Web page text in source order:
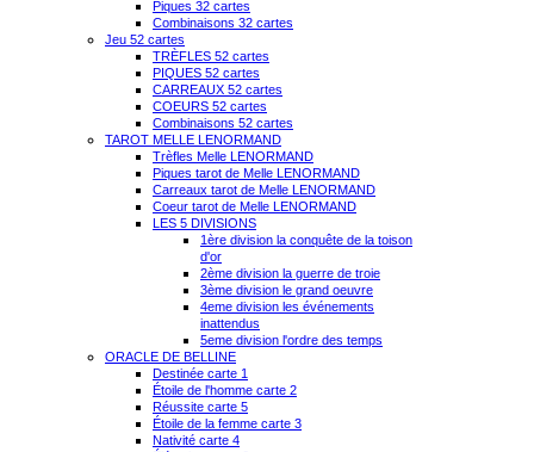
Piques 32 cartes
Combinaisons 32 cartes
Jeu 52 cartes
TRÈFLES 52 cartes
PIQUES 52 cartes
CARREAUX 52 cartes
COEURS 52 cartes
Combinaisons 52 cartes
TAROT MELLE LENORMAND
Trèfles Melle LENORMAND
Piques tarot de Melle LENORMAND
Carreaux tarot de Melle LENORMAND
Coeur tarot de Melle LENORMAND
LES 5 DIVISIONS
1ère division la conquête de la toison
d'or
2ème division la guerre de troie
3ème division le grand oeuvre
4eme division les événements
inattendus
5eme division l'ordre des temps
ORACLE DE BELLINE
Destinée carte 1
Étoile de l'homme carte 2
Réussite carte 5
Étoile de la femme carte 3
Nativité carte 4